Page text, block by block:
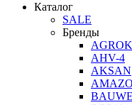
Каталог
SALE
Бренды
AHV-4
AKSAN